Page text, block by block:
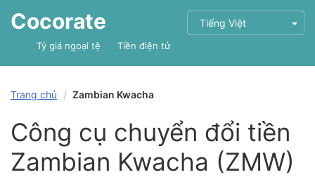
Cocorate Tiếng Việt
Tỷ giá ngoại tệ Tiền điện tử
Trang chủ Zambian Kwacha
Công cụ chuyển đổi tiền
Zambian Kwacha (ZMW)